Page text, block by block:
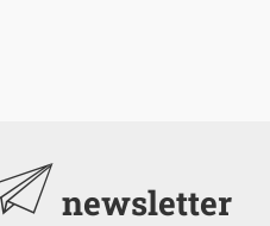
newsletter